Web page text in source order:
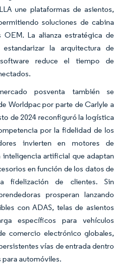
une plataformas de asientos,
soluciones de cabina
OEM. La alianza estratégica de
la arquitectura de
reduce el tiempo de
posventa también se
Worldpac por parte de Carlyle a
de 2024 reconfiguró la logística
por la fidelidad de los
invierten en motores de
artificial que adaptan
en función de los datos de
fidelización de clientes. Sin
prosperan lanzando
con ADAS, telas de asientos
específicos para vehículos
comercio electrónico globales,
vías de entrada dentro
para automóviles.